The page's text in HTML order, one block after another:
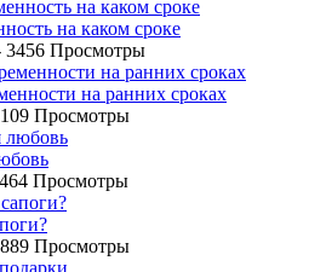
на каком сроке
3456 Просмотры
на ранних сроках
Просмотры
Просмотры
Просмотры